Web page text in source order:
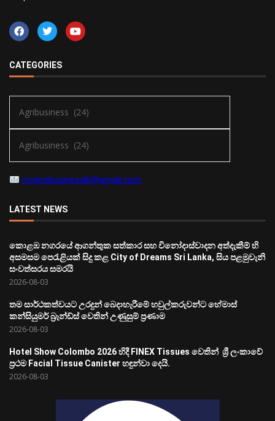
CATEGORIES
ceylonbusinesslk@gmail.com
LATEST NEWS
කොළඹ නගරයේ ආගන්තුක සත්කාර සහ විනෝදාස්වාදන අත්දැකීම් හි
අසමසම පෙරැළියක් සිදු කළ City of Dreams Sri Lanka, සිය පළමුවැනි
සංවත්සරය සමරයි
2026-08-03
තම සාර්ථකත්වයට උරදුන් බෙදාහැරීමේ හවුල්කරුවන්ට හේමාස්
කන්සියුමර් බ්‍රෑන්ඩ්ස් වෙතින් උණුසුම් ප්‍රණාම
2026-08-03
Hotel Show Colombo 2026 හිදී FINEX Tissues වෙතින් ශ්‍රී ලංකාවේ
ප්‍රථම Facial Tissue Canister හඳුන්වා දෙයි.
2026-08-03